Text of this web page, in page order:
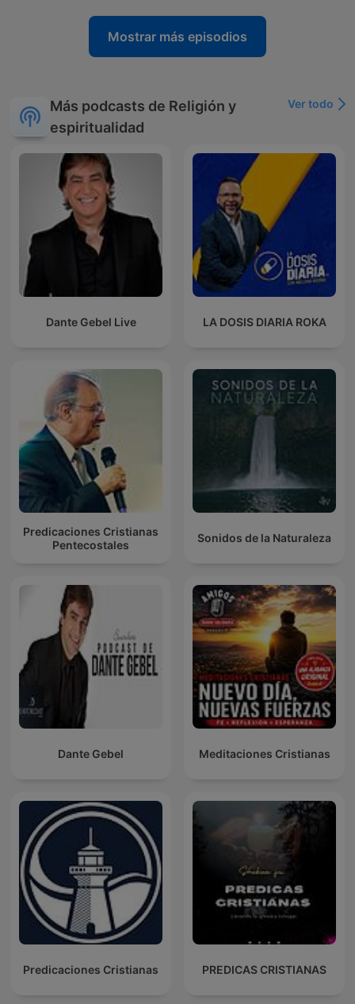
Mostrar más episodios
Más podcasts de Religión y
espiritualidad
Ver todo
Dante Gebel Live LA DOSIS DIARIA ROKA
Predicaciones Cristianas
Pentecostales
Sonidos de la Naturaleza
Dante Gebel Meditaciones Cristianas
Predicaciones Cristianas PREDICAS CRISTIANAS